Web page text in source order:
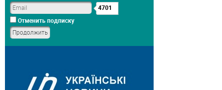
4701
Отменить подписку